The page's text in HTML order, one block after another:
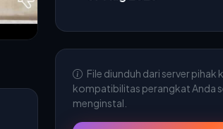
File diunduh dari server pihak
kompatibilitas perangkat Anda
menginstal.